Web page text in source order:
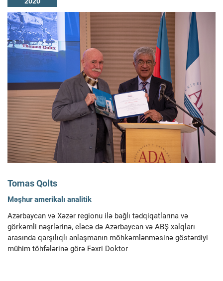
Tomas Qolts
Məşhur amerikalı analitik
Azərbaycan və Xəzər regionu ilə bağlı tədqiqatlarına və
görkəmli nəşrlərinə, eləcə də Azərbaycan və ABŞ xalqları
arasında qarşılıqlı anlaşmanın möhkəmlənməsinə göstərdiyi
mühim töhfələrinə görə Fəxri Doktor